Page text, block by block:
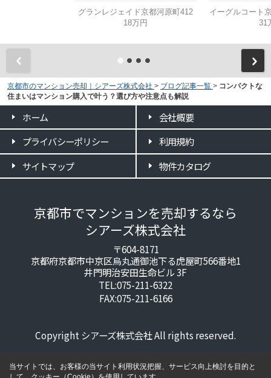
グランレジェイド京都河原町412
18万円
31
京都市のマンション売却｜シアーズ株式会社 > ブログ記事一覧 > コンパクトな
住まいはマンション購入で叶う？選び方や注意点も解説
ホーム
会社概要
プライバシーポリシー
利用規約
サイトマップ
物件カタログ
京都市でマンションを売却するなら
シアーズ株式会社
〒604-8171
京都府京都市中京区烏丸通御池下る虎屋町566番地1
井門明治安田生命ビル 3F
TEL:075-211-6322
FAX:075-211-6166
Copyright シアーズ株式会社 All rights reserved.
当サイトでは、お客様の当サイト利用状況把握、サービス向上検討を目的と